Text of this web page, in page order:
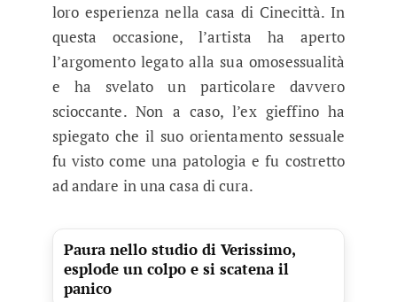
loro esperienza nella casa di Cinecittà. In
questa occasione, l’artista ha aperto
l’argomento legato alla sua omosessualità
e ha svelato un particolare davvero
scioccante. Non a caso, l’ex gieffino ha
spiegato che il suo orientamento sessuale
fu visto come una patologia e fu costretto
ad andare in una casa di cura.
Paura nello studio di Verissimo,
esplode un colpo e si scatena il
panico